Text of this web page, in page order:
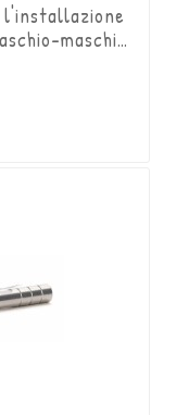
56 mm +
20 mm su